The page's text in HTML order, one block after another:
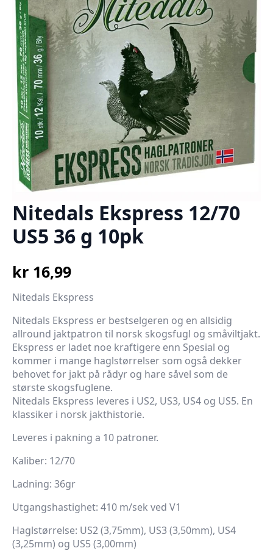
Nitedals Ekspress 12/70
US5 36 g 10pk
kr 16,99
Nitedals Ekspress
Nitedals Ekspress er bestselgeren og en allsidig
allround jaktpatron til norsk skogsfugl og småviltjakt.
Ekspress er ladet noe kraftigere enn Spesial og
kommer i mange haglstørrelser som også dekker
behovet for jakt på rådyr og hare såvel som de
største skogsfuglene.
Nitedals Ekspress leveres i US2, US3, US4 og US5. En
klassiker i norsk jakthistorie.
Leveres i pakning a 10 patroner.
Kaliber: 12/70
Ladning: 36gr
Utgangshastighet: 410 m/sek ved V1
Haglstørrelse: US2 (3,75mm), US3 (3,50mm), US4
(3,25mm) og US5 (3,00mm)